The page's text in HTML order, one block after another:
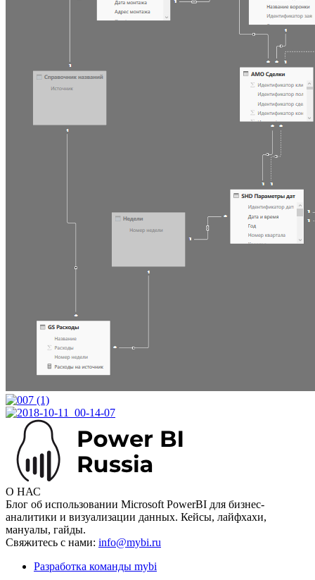
О НАС
Блог об использовании Microsoft PowerBI для бизнес-
аналитики и визуализации данных. Кейсы, лайфхахи,
мануалы, гайды.
Свяжитесь с нами: info@mybi.ru
Разработка команды mybi